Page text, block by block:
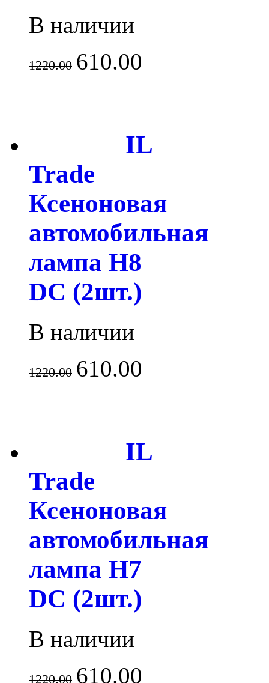
В наличии
1220.00 610.00
IL
Trade
Ксеноновая
автомобильная
лампа H8
DC (2шт.)
В наличии
1220.00 610.00
IL
Trade
Ксеноновая
автомобильная
лампа H7
DC (2шт.)
В наличии
1220.00 610.00